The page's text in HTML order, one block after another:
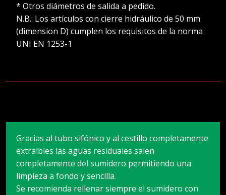
* Otros diámetros de salida a pedido.
N.B.: Los artículos con cierre hidráulico de 50 mm
(dimension D) cumplen los requisitos de la norma
UNI EN 1253-1
Gracias al tubo sifónico y al cestillo completamente
extraíbles las aguas residuales salen
completamente del sumidero permitiendo una
limpieza a fondo y sencilla.
Se recomienda rellenar siempre el sumidero con